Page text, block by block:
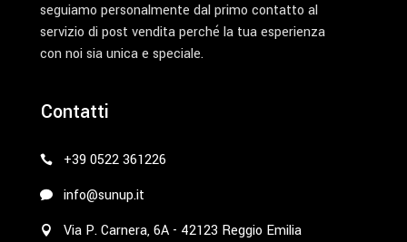
seguiamo personalmente dal primo contatto al
servizio di post vendita perché la tua esperienza
con noi sia unica e speciale.
Contatti
+39 0522 361226
info@sunup.it
Via P. Carnera, 6A - 42123 Reggio Emilia